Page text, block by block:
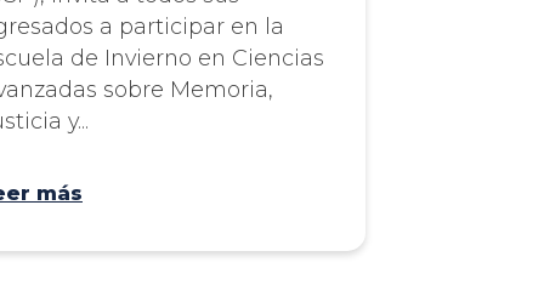
a participar en la
de Invierno en Ciencias
sobre Memoria,
y...
más